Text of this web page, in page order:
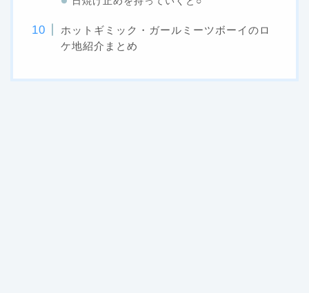
ホットギミック・ガールミーツボーイのロ
ケ地紹介まとめ